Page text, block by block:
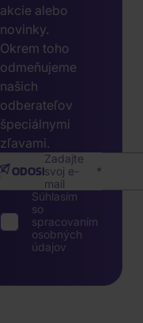
akcie alebo
novinky.
Okrem toho
odmeňujeme
našich
odberateľov
špeciálnymi
zľavami.
Zadajte
svoj e-
mail
ODOSLAŤ
Súhlasím
so
spracovaním
osobných
údajov